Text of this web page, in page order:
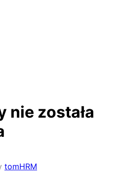
nie została
tomHRM